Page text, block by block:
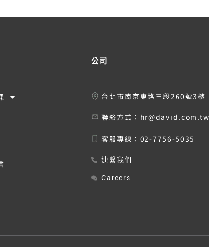
公司
台北市南京東路三段260號3樓
聯絡方式： hr@david.com.tw
客服專線： 02-7756-5035
連繫我們
Careers